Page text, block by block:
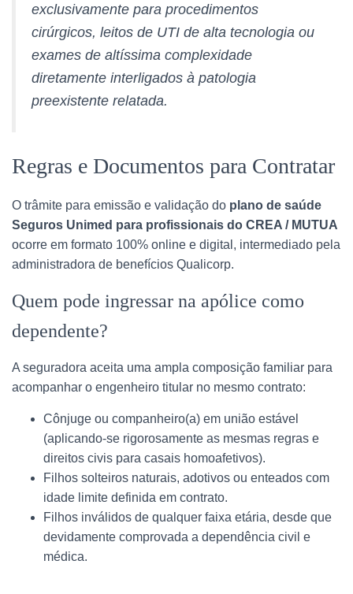
exclusivamente para procedimentos
cirúrgicos, leitos de UTI de alta tecnologia ou
exames de altíssima complexidade
diretamente interligados à patologia
preexistente relatada.
Regras e Documentos para Contratar
O trâmite para emissão e validação do plano de saúde
Seguros Unimed para profissionais do CREA / MUTUA
ocorre em formato 100% online e digital, intermediado pela
administradora de benefícios Qualicorp.
Quem pode ingressar na apólice como
dependente?
A seguradora aceita uma ampla composição familiar para
acompanhar o engenheiro titular no mesmo contrato:
Cônjuge ou companheiro(a) em união estável
(aplicando-se rigorosamente as mesmas regras e
direitos civis para casais homoafetivos).
Filhos solteiros naturais, adotivos ou enteados com
idade limite definida em contrato.
Filhos inválidos de qualquer faixa etária, desde que
devidamente comprovada a dependência civil e
médica.